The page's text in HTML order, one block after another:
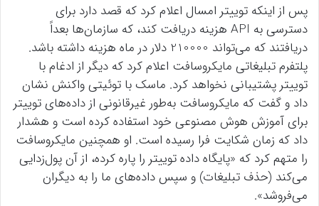
پس از اینکه توییتر امسال اعلام کرد که قصد دارد برای
دسترسی به API هزینه دریافت کند، که سازمان‌ها بعداً
دریافتند که می‌تواند 210000 دلار در ماه هزینه داشته باشد.
پلتفرم تبلیغاتی مایکروسافت اعلام کرد که دیگر از ادغام با
توییتر پشتیبانی نخواهد کرد. ماسک با توئیتی واکنش نشان
داد و گفت که مایکروسافت به‌طور غیرقانونی از داده‌های توییتر
برای آموزش هوش مصنوعی خود استفاده کرده است و هشدار
داد که زمان شکایت فرا رسیده است. او همچنین مایکروسافت
را متهم کرد که «پایگاه داده توییتر را پاره کرده، از آن پول‌زدایی
می‌کند (حذف تبلیغات) و سپس داده‌های ما را به دیگران
می‌فروشد».